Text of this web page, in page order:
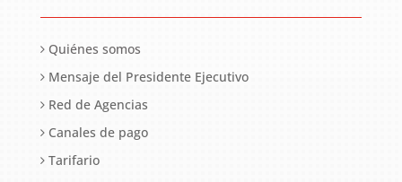
Quiénes somos
Mensaje del Presidente Ejecutivo
Red de Agencias
Canales de pago
Tarifario